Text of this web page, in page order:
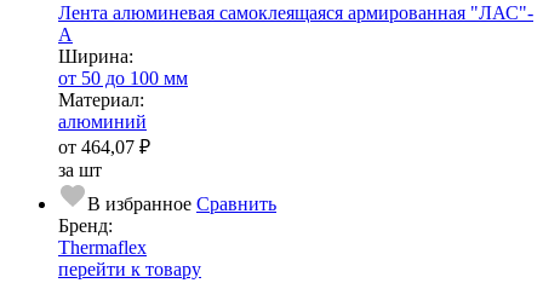
Лента алюминевая самоклеящаяся армированная "ЛАС"-
А
Ширина:
от 50 до 100 мм
Ма­­те­­ри­­ал:
алюминий
от 464,07 ₽
за шт
В избранное Сравнить
Бренд:
Thermaflex
перейти к товару